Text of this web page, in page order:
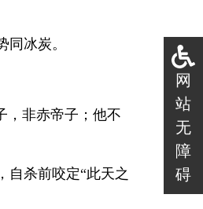
网
站
无
障
碍
冰炭。
，非赤帝子；他不
自杀前咬定“此天之